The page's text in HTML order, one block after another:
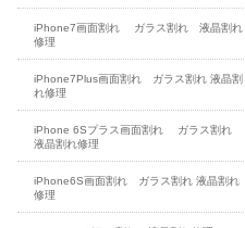
iPhone7画面割れ ガラス割れ 液晶割れ
修理
iPhone7Plus画面割れ ガラス割れ 液晶割
れ修理
iPhone 6Sプラス画面割れ ガラス割れ
液晶割れ修理
iPhone6S画面割れ ガラス割れ 液晶割れ
修理